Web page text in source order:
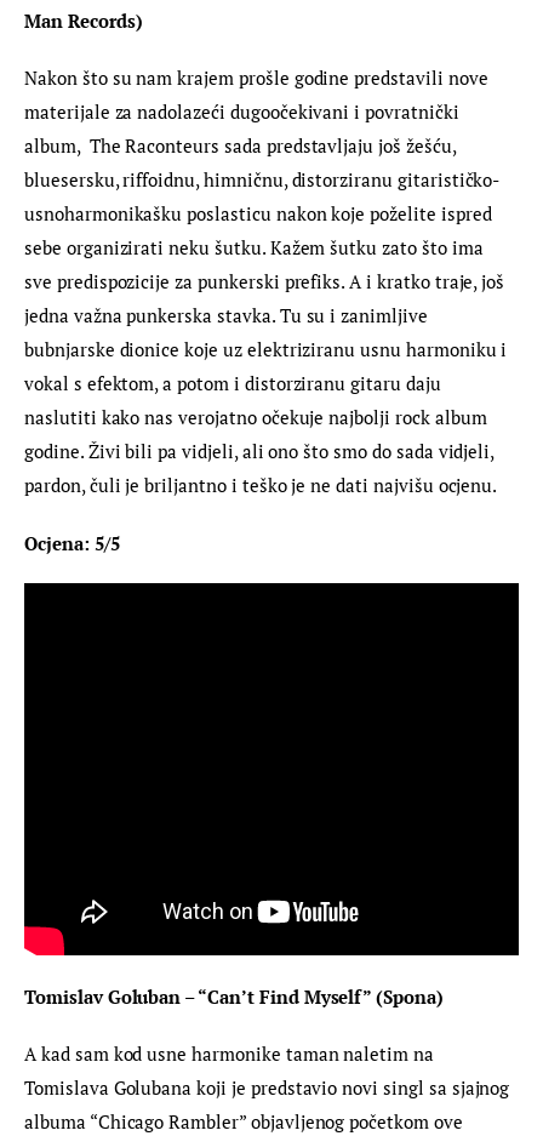
Man Records)
Nakon što su nam krajem prošle godine predstavili nove
materijale za nadolazeći dugoočekivani i povratnički
album,  The Raconteurs sada predstavljaju još žešću,
bluesersku, riffoidnu, himničnu, distorziranu gitarističko-
usnoharmonikašku poslasticu nakon koje poželite ispred
sebe organizirati neku šutku. Kažem šutku zato što ima
sve predispozicije za punkerski prefiks. A i kratko traje, još
jedna važna punkerska stavka. Tu su i zanimljive
bubnjarske dionice koje uz elektriziranu usnu harmoniku i
vokal s efektom, a potom i distorziranu gitaru daju
naslutiti kako nas verojatno očekuje najbolji rock album
godine. Živi bili pa vidjeli, ali ono što smo do sada vidjeli,
pardon, čuli je briljantno i teško je ne dati najvišu ocjenu.
Ocjena: 5/5
Tomislav Goluban – “Can’t Find Myself” (Spona)
A kad sam kod usne harmonike taman naletim na
Tomislava Golubana koji je predstavio novi singl sa sjajnog
albuma “Chicago Rambler” objavljenog početkom ove